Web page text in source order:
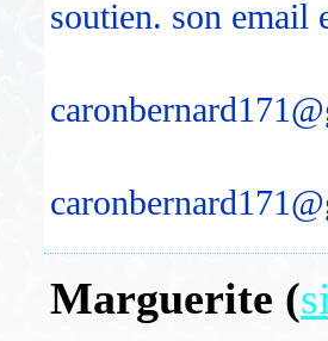
soutien. son email
Marguerite (